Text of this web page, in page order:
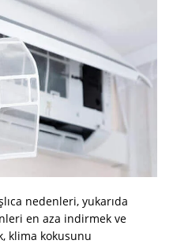
nedenleri, yukarıda
en aza indirmek ve
klima kokusunu